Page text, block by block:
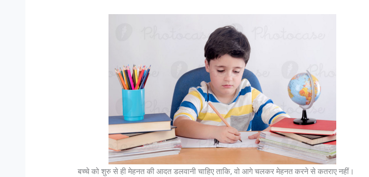
बच्चे को शुरु से ही मेहनत की आदत डलवानी चाहिए ताकि, वो आगे चलकर मेहनत करने से कतराए नहीं।